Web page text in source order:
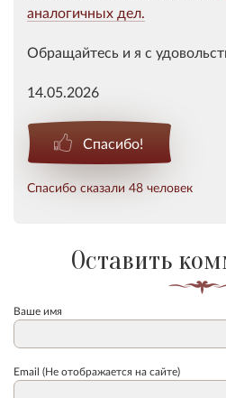
аналогичных дел.
Обращайтесь и я с
14.05.2026
Спасибо!
Спасибо сказали 48 человек
Оставить
Ваше имя
Email (Не отображается на сайте)